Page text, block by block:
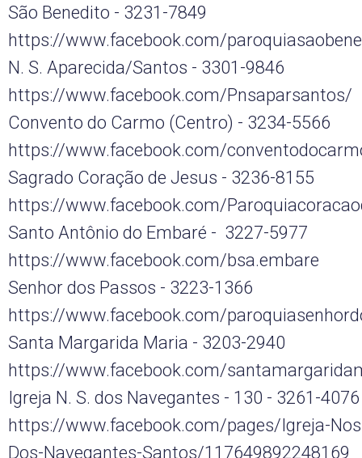
São Benedito - 3231-7849
https://www.facebook.com/
N. S. Aparecida/Santos - 3301-9846
https://www.facebook.com/Pnsaparsantos/
Convento do Carmo (Centro) - 3234-5566
https://www.facebook.com/
Sagrado Coração de Jesus - 3236-8155
https://www.facebook.com/
Santo Antônio do Embaré - 3227-5977
https://www.facebook.com/bsa.embare
Senhor dos Passos - 3223-1366
https://www.facebook.com/
Santa Margarida Maria - 3203-2940
https://www.facebook.com/
Igreja N. S. dos Navegantes - 130 - 3261-4076
https://www.facebook.com/pages/Igreja-
Dos-Navegantes-Santos/117649892248169